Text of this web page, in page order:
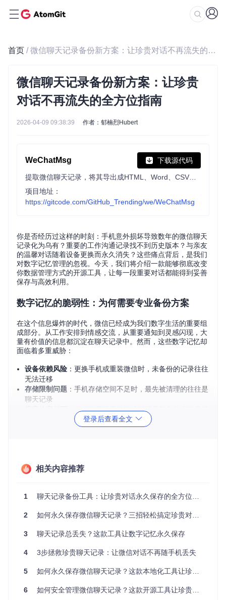
首页 / 微信聊天记录备份新方案：让珍贵对话不再流失的全方位指南
微信聊天记录备份新方案：让珍贵
对话不再流失的全方位指南
2026-04-09 09:38:39 作者：郁楠烈Hubert
WeChatMsg 下载源代码
项目地址：
https://gitcode.com/GitHub_Trending/we/WeChatMsg
你是否经历过这样的时刻：手机意外损坏导致数年的微信聊天
记录化为乌有？重要的工作沟通记录找不到历史版本？与亲友
的温馨对话随着设备更换而永久消失？这些痛点背后，是我们
对数字记忆管理的忽视。今天，我们将介绍一款能够彻底改变
你数据管理方式的开源工具，让每一段重要对话都能得到妥善
保存与高效利用。
数字记忆的脆弱性：为何需要专业备份方案
在这个信息爆炸的时代，微信已经成为我们数字生活的重要组
成部分。从工作安排到情感交流，从重要通知到灵感闪现，大
量有价值的信息都沉淀在聊天记录中。然而，这些数字记忆却
面临着多重威胁：
设备依赖风险 ：更换手机或重装微信时，未备份的记录往往
无法迁移
存储限制问题 ：手机存储空间不足时，最先被清理的往往是
聊天记录
：微信自带搜索功能难以满足复杂的查询需求
：原生聊天记录无法直接用于数据分析或内容
的价值所在——不仅解决数据安全问题，更释放聊天记录的潜
在价值。
遇见WeChatMsg：您的个人数据管理助手
WeChatMsg是一款专注于微信聊天记录导出与管理的开源工
这款工具不仅解决了备份难题，更提供了数据二次利用的无限
作用。
快速上手：三步开启聊天记录管理之旅
登录后查看全文
相关内容推荐
1 聊天记录备份工具：让珍贵对话永久保存的全方位解决方案
2 如何永久保存微信聊天记录？三招轻松搞定珍贵对话备份
3 聊天记录总丢失？这款工具让数字记忆永久保存
4 3步拯救珍贵聊天记录：让微信对话不再随手机丢失
5 如何永久保存微信聊天记录？这款本地化工具让珍贵对话永不消失
6 如何安全管理微信聊天记录？这款开源工具让珍贵对话永久保存